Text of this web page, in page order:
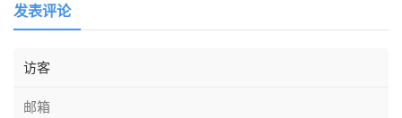
发表评论